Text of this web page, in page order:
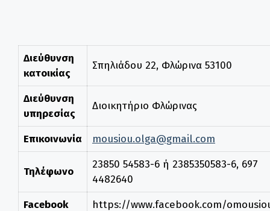
Διεύθυνση
κατοικίας
Σπηλιάδου 22, Φλώρινα 53100
Διεύθυνση
υπηρεσίας
Διοικητήριο Φλώρινας
Επικοινωνία mousiou.olga@gmail.com
Τηλέφωνο
23850 54583-6 ή 2385350583-6, 697
4482640
Facebook
https://www.facebook.com/